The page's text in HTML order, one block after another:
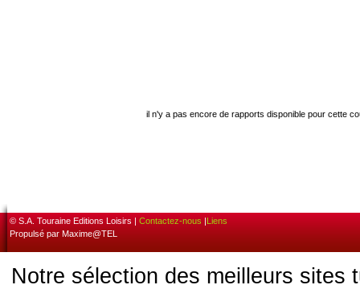
il n'y a pas encore de rapports disponible pour cette
© S.A. Touraine Editions Loisirs | Contactez-nous |Liens
Propulsé par Maxime@TEL
Notre sélection des meilleurs sites